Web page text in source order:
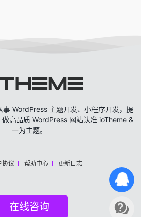
事 WordPress 主题开发、小程序开发，提
高品质 WordPress 网站认准 ioTheme &
一为主题。
协议 帮助中心 更新日志
在线咨询